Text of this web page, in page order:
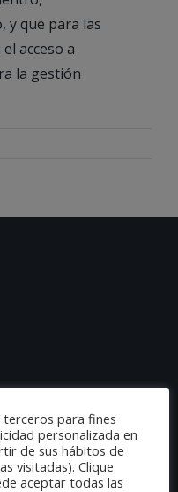
y que para las
acceso a
la gestión
para fines
personalizada en
de sus hábitos de
visitadas). Clique
aceptar todas las